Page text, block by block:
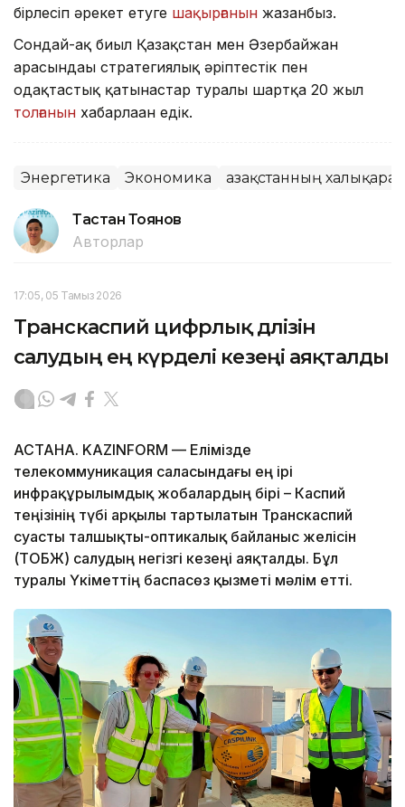
бірлесіп әрекет етуге шақырғанын жазғанбыз.
Сондай-ақ биыл Қазақстан мен Әзербайжан
арасындағы стратегиялық әріптестік пен
одақтастық қатынастар туралы шартқа 20 жыл
толғанын хабарлаған едік.
Энергетика Экономика Қазақстанның
Тастан Тоянов
Авторлар
17:05, 05 Тамыз 2026
Транскаспий цифрлық дәлізін
салудың ең күрделі кезеңі аяқталды
АСТАНА. KAZINFORM — Елімізде
телекоммуникация саласындағы ең ірі
инфрақұрылымдық жобалардың бірі – Каспий
теңізінің түбі арқылы тартылатын Транскаспий
суасты талшықты-оптикалық байланыс желісін
(ТОБЖ) салудың негізгі кезеңі аяқталды. Бұл
туралы Үкіметтің баспасөз қызметі мәлім етті.